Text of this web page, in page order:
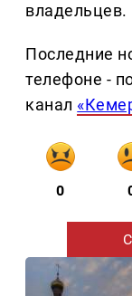
владельцев.
Последние
телефоне -
канал
0